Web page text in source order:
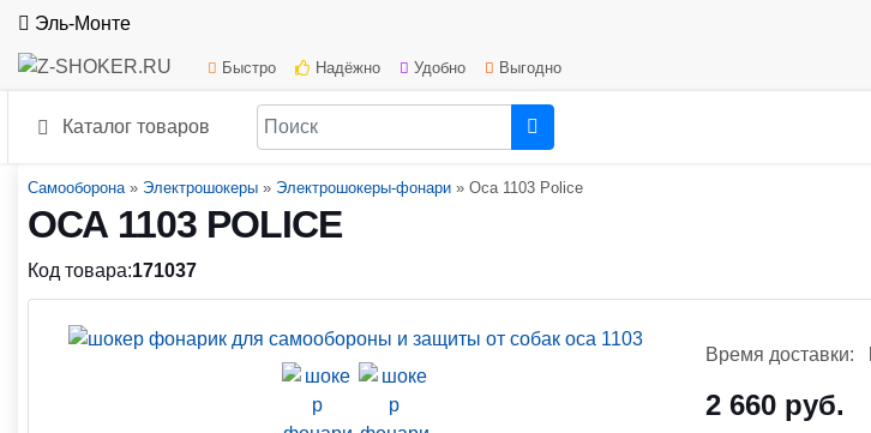
Эль-Монте
Быстро Надёжно Удобно Выгодно
Каталог товаров
Самооборона » Электрошокеры » Электрошокеры-фонари » Оса 1103 Police
ОСА 1103 POLICE
Код товара:171037
Время доставки:
2 660 руб.